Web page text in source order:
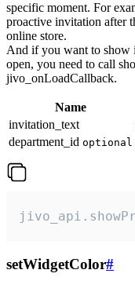
specific moment. For
proactive invitation after
online store.
And if you want to show
open, you need to call
jivo_onLoadCallback.
Name
invitation_text
department_id optional
setWidgetColor#